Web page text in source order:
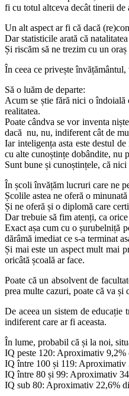
fi cu totul altceva decât tinerii de
Un alt aspect ar fi că dacă
Dar statisticile arată că
Și riscăm să ne trezim cu un
În ceea ce privește
Să o luăm de departe:
Acum se știe fără nici o îndoială
realitatea.
Poate cândva se vor inventa
dacă nu, nu, indiferent cât de
Iar inteligența asta este destul
cu alte cunoștințe dobândite, nu
Sunt bune și cunoștințele, că
În școli învățăm lucruri care ne
Școlile astea ne oferă o
Și ne oferă și o diplomă care
Dar trebuie să fim atenți, ca
Exact așa cum cu o șurubelniță
dărâmă imediat ce s-a terminat
Și mai este un aspect mult mai
oricâtă școală ar face.
Poate că un absolvent de
prea multe cazuri, poate că va și
De aceea un sistem de
indiferent care ar fi aceasta.
În lume, probabil că și la noi,
IQ peste 120: Aproximativ 9,2%
IQ între 100 și 119: Aproximativ
IQ între 80 și 99: Aproximativ
IQ sub 80: Aproximativ 22,6%